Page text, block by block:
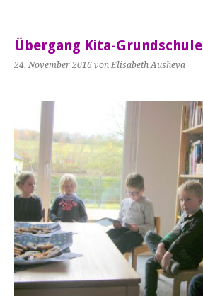
Übergang Kita-Grundschule
24. November 2016 von Elisabeth Ausheva